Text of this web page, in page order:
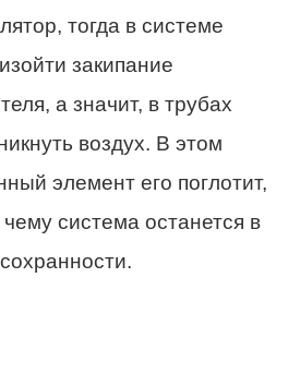
тогда в системе
закипание
а значит, в трубах
воздух. В этом
элемент его поглотит,
система останется в